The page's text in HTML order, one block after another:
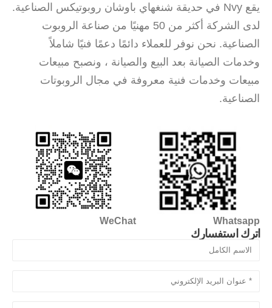
يقع Nvy في حديقة شنغهاي باوشان روبوتيكس الصناعية.
لدى الشركة أكثر من 50 مهنيًا من صناعة الروبوت
الصناعية. نحن نوفر للعملاء دائمًا دعمًا فنيًا شاملاً
وخدمات الصيانة بعد البيع والصيانة ، ونصبح مبيعات
مبيعات وخدمات فنية معروفة في مجال الروبوتات
الصناعية.
Whatsapp
WeChat
اترك استفسارك